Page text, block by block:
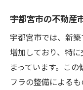
宇都宮市の不動産
宇都宮市では、新
増加しており、特
まっています。こ
フラの整備による